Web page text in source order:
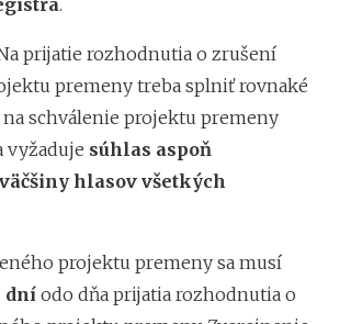
prijatie rozhodnutia o zrušení
premeny treba splniť rovnaké
schválenie projektu premeny
vyžaduje súhlas aspoň
hlasov všetkých
projektu premeny sa musí
dní odo dňa prijatia rozhodnutia o